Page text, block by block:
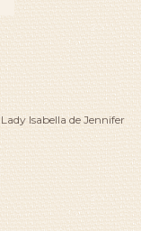
Isabella de Jennifer